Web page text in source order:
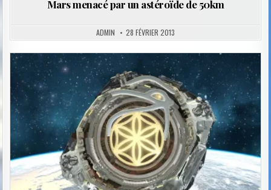
Mars menacé par un astéroïde de 50km
ADMIN 28 FÉVRIER 2013
Posted
in